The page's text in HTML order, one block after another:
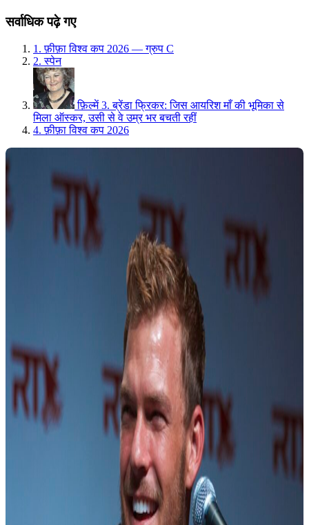
सर्वाधिक पढ़े गए
1. फ़ीफ़ा विश्व कप 2026 — ग्रुप C
2. स्पेन
फ़िल्में 3. ब्रेंडा फ्रिकर: जिस आयरिश माँ की भूमिका से
मिला ऑस्कर, उसी से वे उम्र भर बचती रहीं
4. फ़ीफ़ा विश्व कप 2026